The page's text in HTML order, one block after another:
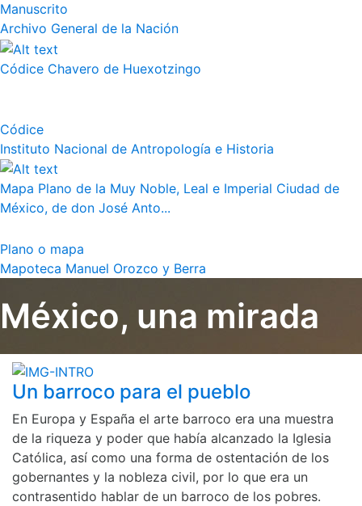
Manuscrito
Archivo General de la Nación
Códice Chavero de Huexotzingo
Códice
Instituto Nacional de Antropología e Historia
Mapa Plano de la Muy Noble, Leal e Imperial Ciudad de
México, de don José Anto...
Plano o mapa
Mapoteca Manuel Orozco y Berra
México, una mirada
Un barroco para el pueblo
En Europa y España el arte barroco era una muestra
de la riqueza y poder que había alcanzado la Iglesia
Católica, así como una forma de ostentación de los
gobernantes y la nobleza civil, por lo que era un
contrasentido hablar de un barroco de los pobres.